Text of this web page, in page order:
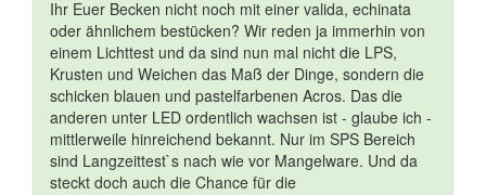
Ihr Euer Becken nicht noch mit einer valida, echinata
oder ähnlichem bestücken? Wir reden ja immerhin von
einem Lichttest und da sind nun mal nicht die LPS,
Krusten und Weichen das Maß der Dinge, sondern die
schicken blauen und pastelfarbenen Acros. Das die
anderen unter LED ordentlich wachsen ist - glaube ich -
mittlerweile hinreichend bekannt. Nur im SPS Bereich
sind Langzeittest`s nach wie vor Mangelware. Und da
steckt doch auch die Chance für die